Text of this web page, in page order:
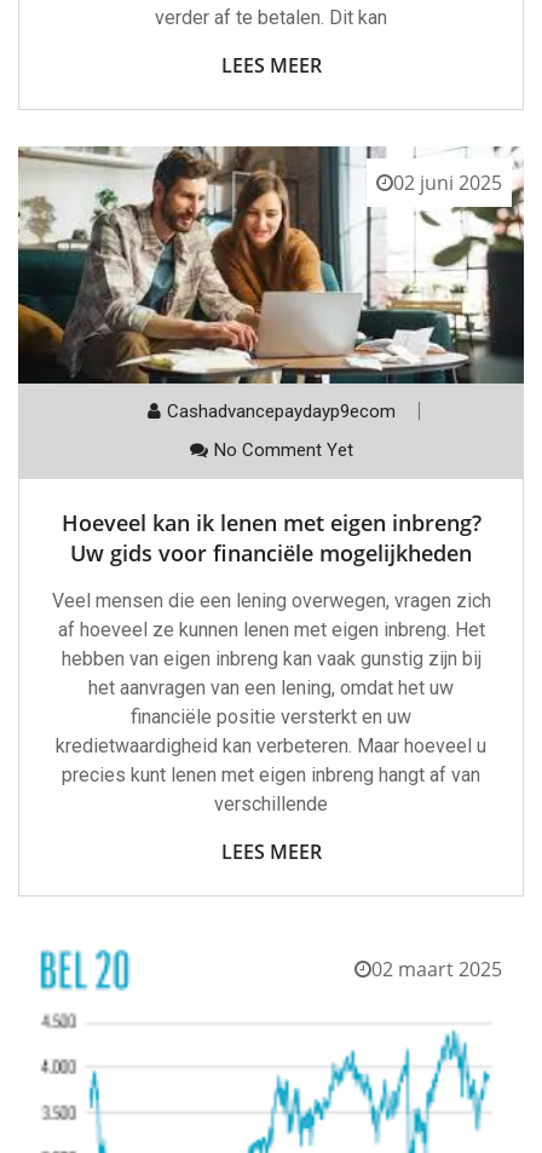
verder af te betalen. Dit kan
LEES MEER
02 juni 2025
Cashadvancepaydayp9ecom
No Comment Yet
Hoeveel kan ik lenen met eigen inbreng?
Uw gids voor financiële mogelijkheden
Veel mensen die een lening overwegen, vragen zich
af hoeveel ze kunnen lenen met eigen inbreng. Het
hebben van eigen inbreng kan vaak gunstig zijn bij
het aanvragen van een lening, omdat het uw
financiële positie versterkt en uw
kredietwaardigheid kan verbeteren. Maar hoeveel u
precies kunt lenen met eigen inbreng hangt af van
verschillende
LEES MEER
02 maart 2025